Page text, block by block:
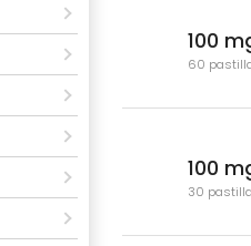
100
60
100
30